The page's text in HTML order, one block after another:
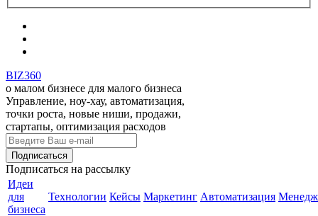
BIZ360
о малом бизнесе для малого бизнеса
Управление, ноу-хау, автоматизация,
точки роста, новые ниши, продажи,
стартапы, оптимизация расходов
Подписаться на рассылку
Идеи
для
бизнеса
Технологии Кейсы Маркетинг Автоматизация